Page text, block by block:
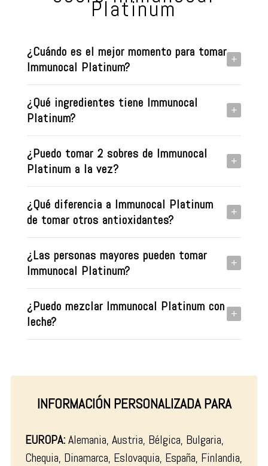
Platinum
¿Cuándo es el mejor momento para tomar
Immunocal Platinum?
+
¿Qué ingredientes tiene Immunocal
Platinum?
+
¿Puedo tomar 2 sobres de Immunocal
Platinum a la vez?
+
¿Qué diferencia a Immunocal Platinum
de tomar otros antioxidantes?
+
¿Las personas mayores pueden tomar
Immunocal Platinum?
+
¿Puedo mezclar Immunocal Platinum con
leche?
+
INFORMACIÓN PERSONALIZADA PARA
EUROPA:Alemania, Austria, Bélgica, Bulgaria,
Chequia, Dinamarca, Eslovaquia, España, Finlandia,